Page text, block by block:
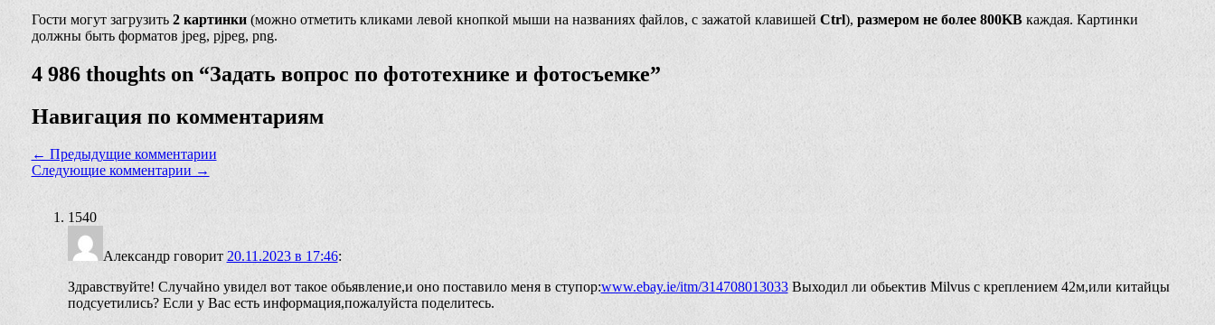
Гости могут загрузить 2 картинки(можно отметить кликами левой кнопкой мыши на названиях файлов, с зажатой клавишей Ctrl), размером не более 800KBкаждая. Картинки
должны быть форматов jpeg, pjpeg, png.
4 986 thoughts on “Задать вопрос по фототехнике и фотосъемке”
Навигация по комментариям
← Предыдущие комментарии
Следующие комментарии →
1540
Александр говорит 20.11.2023 в 17:46:
Здравствуйте! Случайно увидел вот такое обьявление,и оно поставило меня в ступор:www.ebay.ie/itm/314708013033Выходил ли обьектив Milvus с креплением 42м,или китайцы
подсуетились? Если у Вас есть информация,пожалуйста поделитесь.